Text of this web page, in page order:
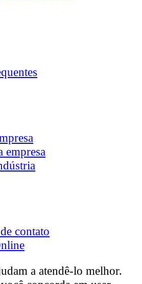
empresa
contato
a atendê-lo melhor.